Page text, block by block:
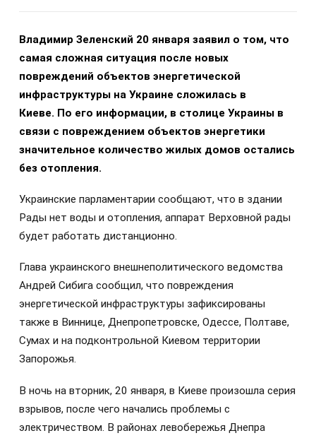
Владимир Зеленский 20 января заявил о том, что
самая сложная ситуация после новых
повреждений объектов энергетической
инфраструктуры на Украине сложилась в
Киеве. По его информации, в столице Украины в
связи с повреждением объектов энергетики
значительное количество жилых домов остались
без отопления.
Украинские парламентарии сообщают, что в здании
Рады нет воды и отопления, аппарат Верховной рады
будет работать дистанционно.
Глава украинского внешнеполитического ведомства
Андрей Сибига сообщил, что повреждения
энергетической инфраструктуры зафиксированы
также в Виннице, Днепропетровске, Одессе, Полтаве,
Сумах и на подконтрольной Киевом территории
Запорожья.
В ночь на вторник, 20 января, в Киеве произошла серия
взрывов, после чего начались проблемы с
электричеством. В районах левобережья Днепра